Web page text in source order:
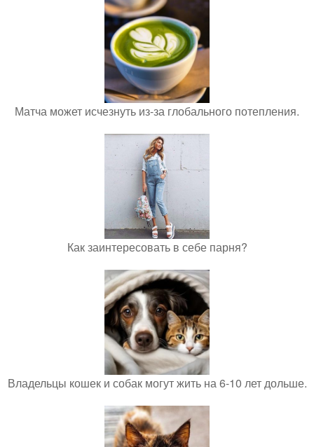
Матча может исчезнуть из-за глобального потепления.
Как заинтересовать в себе парня?
Владельцы кошек и собак могут жить на 6-10 лет дольше.